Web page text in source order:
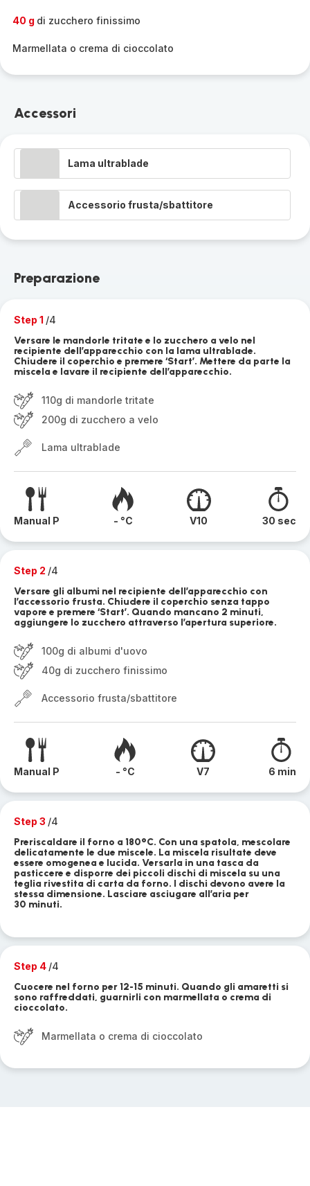
40 g di zucchero finissimo
Marmellata o crema di cioccolato
Accessori
Lama ultrablade
Accessorio frusta/sbattitore
Preparazione
Step 1 /4
Versare le mandorle tritate e lo zucchero a velo nel
recipiente dell’apparecchio con la lama ultrablade.
Chiudere il coperchio e premere ‘Start’. Mettere da parte la
miscela e lavare il recipiente dell’apparecchio.
110g di mandorle tritate
200g di zucchero a velo
Lama ultrablade
Manual P - °C V10 30 sec
Step 2 /4
Versare gli albumi nel recipiente dell’apparecchio con
l’accessorio frusta. Chiudere il coperchio senza tappo
vapore e premere ‘Start’. Quando mancano 2 minuti,
aggiungere lo zucchero attraverso l’apertura superiore.
100g di albumi d'uovo
40g di zucchero finissimo
Accessorio frusta/sbattitore
Manual P - °C V7 6 min
Step 3 /4
Preriscaldare il forno a 180°C. Con una spatola, mescolare
delicatamente le due miscele. La miscela risultate deve
essere omogenea e lucida. Versarla in una tasca da
pasticcere e disporre dei piccoli dischi di miscela su una
teglia rivestita di carta da forno. I dischi devono avere la
stessa dimensione. Lasciare asciugare all’aria per
30 minuti.
Step 4 /4
Cuocere nel forno per 12-15 minuti. Quando gli amaretti si
sono raffreddati, guarnirli con marmellata o crema di
cioccolato.
Marmellata o crema di cioccolato